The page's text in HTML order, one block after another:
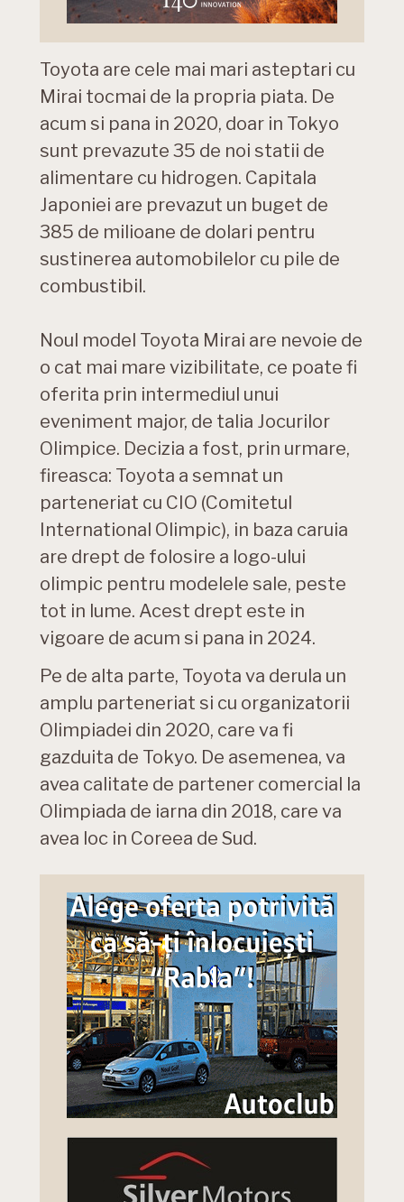
Toyota are cele mai mari asteptari cu
Mirai tocmai de la propria piata. De
acum si pana in 2020, doar in Tokyo
sunt prevazute 35 de noi statii de
alimentare cu hidrogen. Capitala
Japoniei are prevazut un buget de
385 de milioane de dolari pentru
sustinerea automobilelor cu pile de
combustibil.
Noul model Toyota Mirai are nevoie de
o cat mai mare vizibilitate, ce poate fi
oferita prin intermediul unui
eveniment major, de talia Jocurilor
Olimpice. Decizia a fost, prin urmare,
fireasca: Toyota a semnat un
parteneriat cu CIO (Comitetul
International Olimpic), in baza caruia
are drept de folosire a logo-ului
olimpic pentru modelele sale, peste
tot in lume. Acest drept este in
vigoare de acum si pana in 2024.
Pe de alta parte, Toyota va derula un
amplu parteneriat si cu organizatorii
Olimpiadei din 2020, care va fi
gazduita de Tokyo. De asemenea, va
avea calitate de partener comercial la
Olimpiada de iarna din 2018, care va
avea loc in Coreea de Sud.